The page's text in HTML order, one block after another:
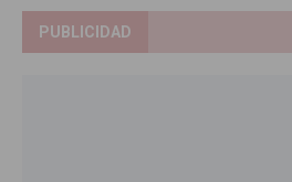
PUBLICIDAD